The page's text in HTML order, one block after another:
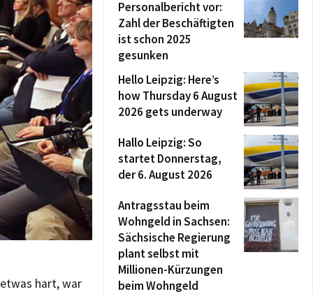
hart, war
Personalbericht vor:
Zahl der Beschäftigten
ist schon 2025
gesunken
Hello Leipzig: Here’s
how Thursday 6 August
2026 gets underway
Hallo Leipzig: So
startet Donnerstag,
der 6. August 2026
Antragsstau beim
Wohngeld in Sachsen:
Sächsische Regierung
plant selbst mit
Millionen-Kürzungen
beim Wohngeld